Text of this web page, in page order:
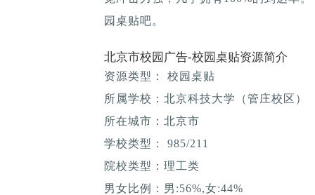
园桌贴吧。
北京市校园广告-校园桌贴资源简介
资源类型： 校园桌贴
所属学校：北京科技大学（管庄校区）
所在城市：北京市
学校类型： 985/211
院校类型：理工类
男女比例：男:56%,女:44%